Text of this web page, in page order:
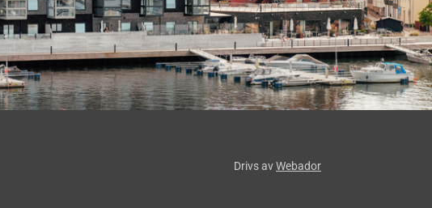
Drivs avWebador